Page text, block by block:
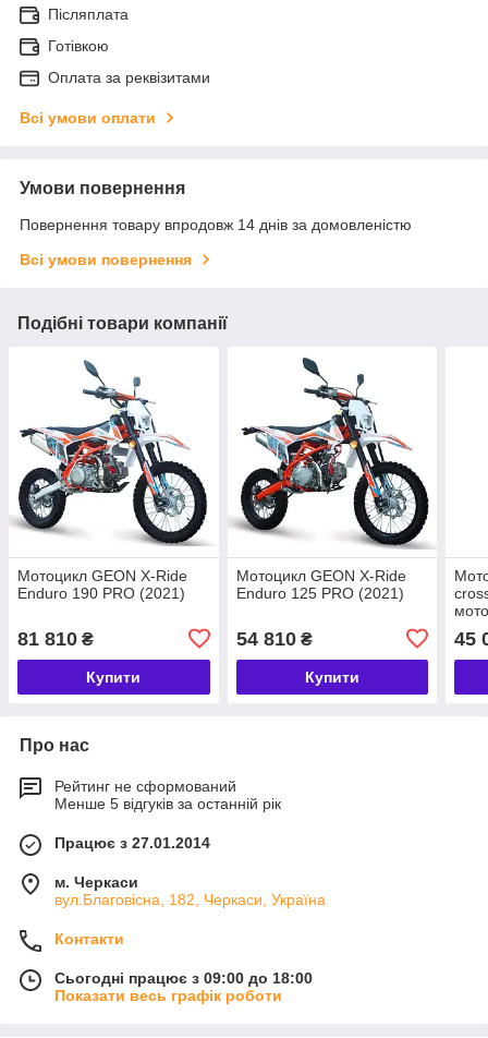
Післяплата
Готівкою
Оплата за реквізитами
Всі умови оплати
Умови повернення
Повернення товару впродовж 14 днів за домовленістю
Всі умови повернення
Подібні товари компанії
Мотоцикл GEON X-Ride
Enduro 190 PRO (2021)
81 810 ₴
Купити
Мотоцикл GEON X-Ride
Enduro 125 PRO (2021)
54 810₴
Купити
45
Про нас
Рейтинг не сформований
Менше 5 відгуків за останній рік
Працює з 27.01.2014
м. Черкаси
вул.Благовісна, 182, Черкаси, Україна
Контакти
Сьогодні працює з 09:00 до 18:00
Показати весь графік роботи